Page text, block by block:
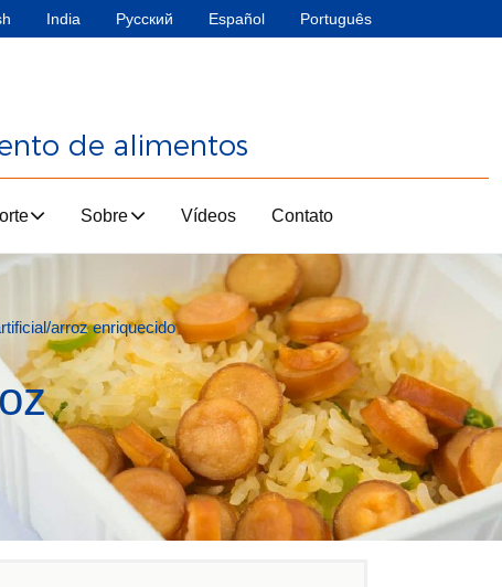
India Русский Español Português
de alimentos
Sobre Vídeos Contato
arroz enriquecido